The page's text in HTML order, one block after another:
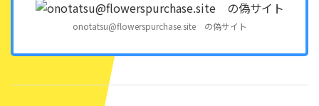
onotatsu@flowerspurchase.site の偽サイト